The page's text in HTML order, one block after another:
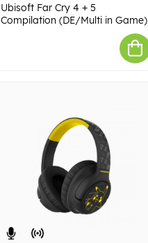
Ubisoft Far Cry 4 + 5
Compilation (DE/Multi in Game)